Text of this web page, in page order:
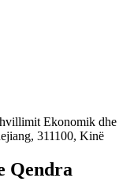
Ekonomik dhe
311100, Kinë
Qendra